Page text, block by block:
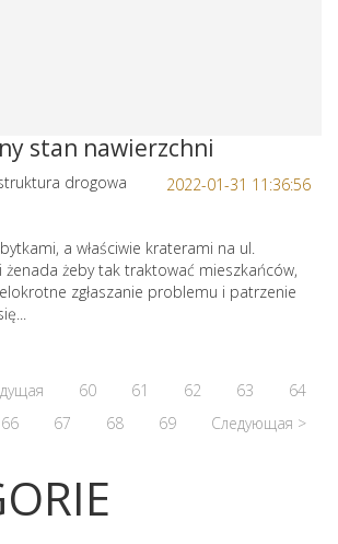
stan nawierzchni
2022-01-31 11:36:56
drogowa
a właściwie kraterami na ul.
żenada żeby tak traktować mieszkańców,
zgłaszanie problemu i patrzenie
60 61 62 63
64
66 67 68 69 Следующая >